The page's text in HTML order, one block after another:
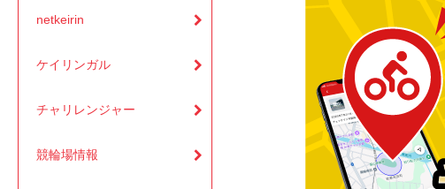
netkeirin
ケイリンガル
チャリレンジャー
競輪場情報